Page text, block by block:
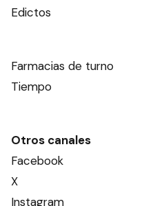
Edictos
Farmacias de turno
Tiempo
Otros canales
Facebook
X
Instagram